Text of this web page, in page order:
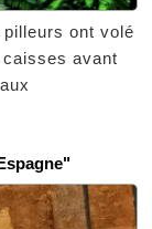
ont volé
avant